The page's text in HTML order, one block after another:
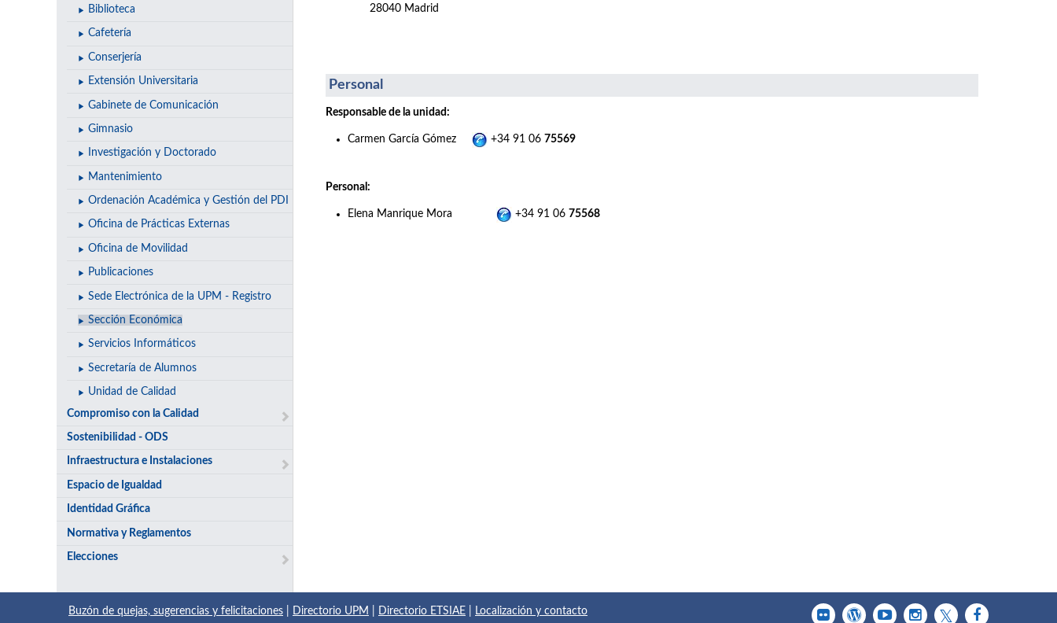
Biblioteca
Cafetería
Conserjería
Extensión Universitaria
Gabinete de Comunicación
Gimnasio
Investigación y Doctorado
Mantenimiento
Ordenación Académica y Gestión del PDI
Oficina de Prácticas Externas
Oficina de Movilidad
Publicaciones
Sede Electrónica de la UPM - Registro
Sección Económica
Servicios Informáticos
Secretaría de Alumnos
Unidad de Calidad
Compromiso con la Calidad
Sostenibilidad - ODS
Infraestructura e Instalaciones
Espacio de Igualdad
Identidad Gráfica
Normativa y Reglamentos
Elecciones
28040 Madrid
Personal
Responsable de la unidad:
Carmen García Gómez +34 91 06 75569
Personal:
Elena Manrique Mora +34 91 06 75568
Buzón de quejas, sugerencias y felicitaciones Directorio UPM Directorio ETSIAE Localización y contacto